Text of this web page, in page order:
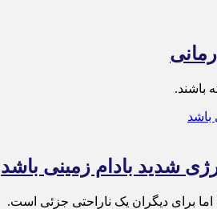
باشند.
شدید بادام زمینی باشد
برای دیگران یک ناراحتی جزئی است.